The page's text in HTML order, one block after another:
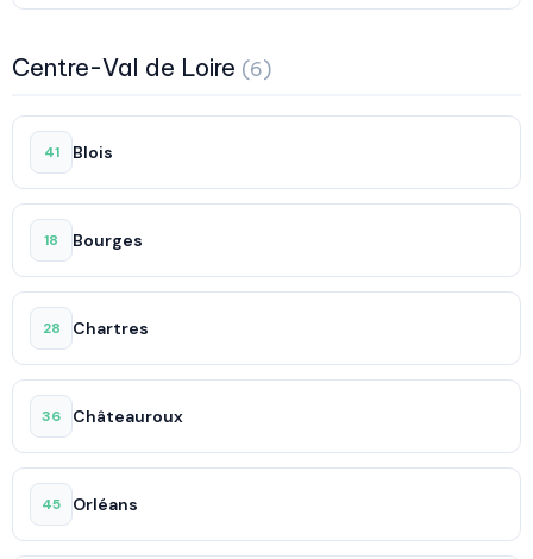
Centre-Val de Loire (6)
41 Blois
18 Bourges
28 Chartres
36 Châteauroux
45 Orléans